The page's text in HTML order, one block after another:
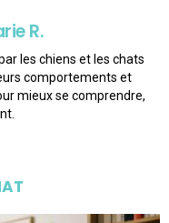
R.
les chiens et les chats
comportements et
mieux se comprendre,